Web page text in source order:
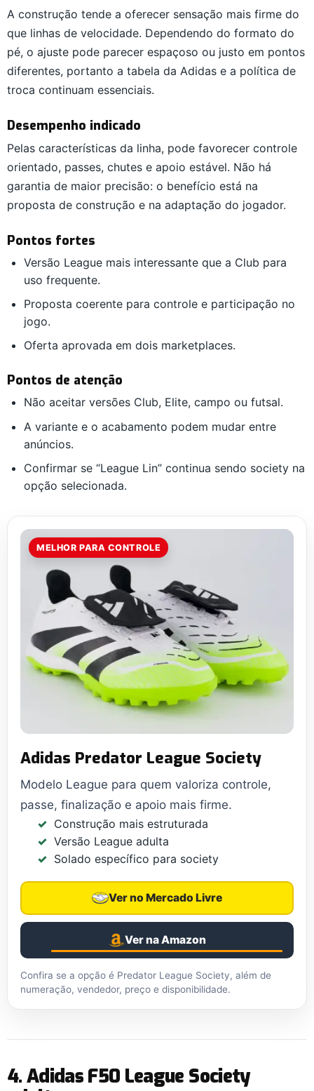
A construção tende a oferecer sensação mais firme do
que linhas de velocidade. Dependendo do formato do
pé, o ajuste pode parecer espaçoso ou justo em pontos
diferentes, portanto a tabela da Adidas e a política de
troca continuam essenciais.
Desempenho indicado
Pelas características da linha, pode favorecer controle
orientado, passes, chutes e apoio estável. Não há
garantia de maior precisão: o benefício está na
proposta de construção e na adaptação do jogador.
Pontos fortes
Versão League mais interessante que a Club para
uso frequente.
Proposta coerente para controle e participação no
jogo.
Oferta aprovada em dois marketplaces.
Pontos de atenção
Não aceitar versões Club, Elite, campo ou futsal.
A variante e o acabamento podem mudar entre
anúncios.
Confirmar se “League Lin” continua sendo society na
opção selecionada.
MELHOR PARA CONTROLE
Adidas Predator League Society
Modelo League para quem valoriza controle,
passe, finalização e apoio mais firme.
Construção mais estruturada
Versão League adulta
Solado específico para society
Ver no Mercado Livre
Ver na Amazon
Confira se a opção é Predator League Society, além de
numeração, vendedor, preço e disponibilidade.
4. Adidas F50 League Society